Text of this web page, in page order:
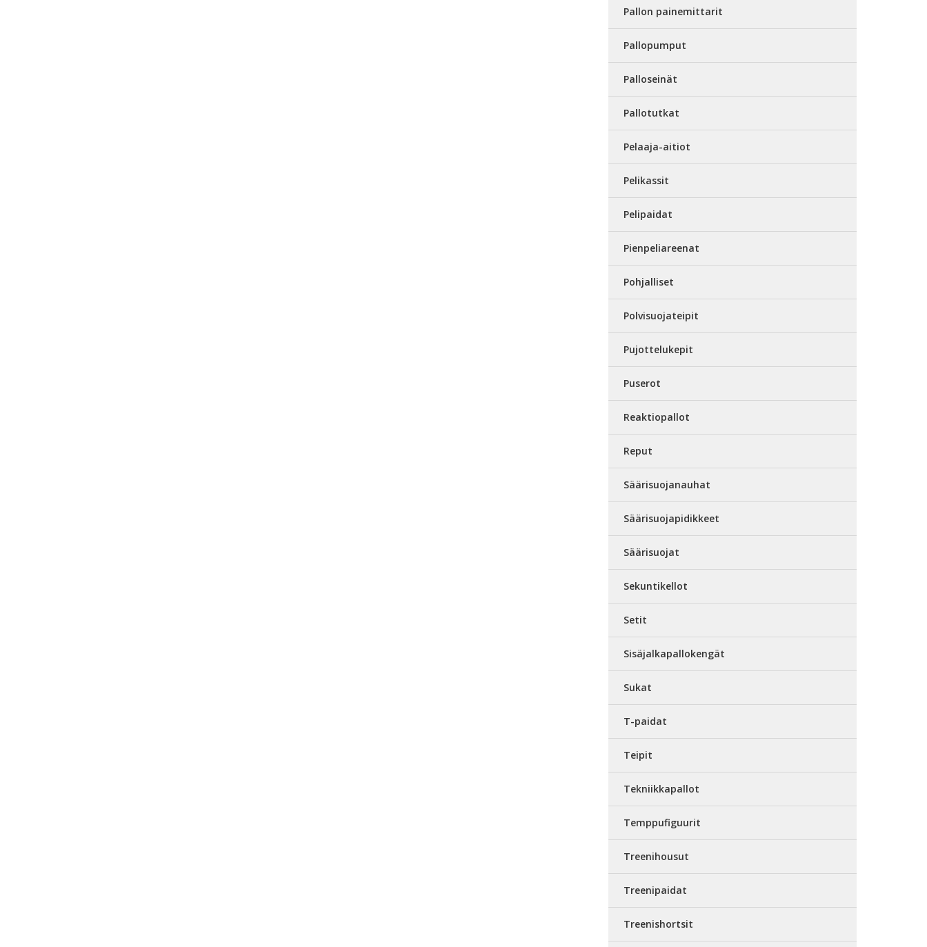
Pallon painemittarit
Pallopumput
Palloseinät
Pallotutkat
Pelaaja-aitiot
Pelikassit
Pelipaidat
Pienpeliareenat
Pohjalliset
Polvisuojateipit
Pujottelukepit
Puserot
Reaktiopallot
Reput
Säärisuojanauhat
Säärisuojapidikkeet
Säärisuojat
Sekuntikellot
Setit
Sisäjalkapallokengät
Sukat
T-paidat
Teipit
Tekniikkapallot
Temppufiguurit
Treenihousut
Treenipaidat
Treenishortsit